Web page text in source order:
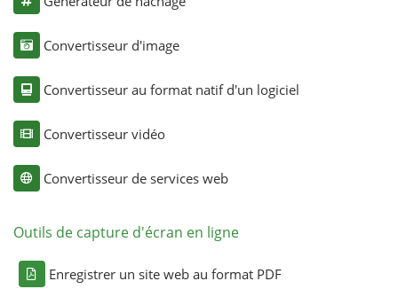
Convertisseur d'image
Convertisseur au format natif d'un logiciel
Convertisseur vidéo
Convertisseur de services web
Outils de capture d'écran en ligne
Enregistrer un site web au format PDF